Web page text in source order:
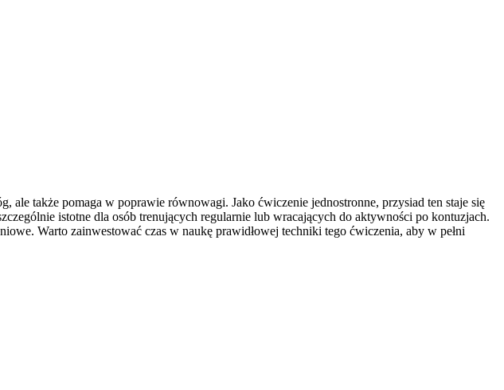
także pomaga w poprawie równowagi. Jako ćwiczenie jednostronne, przysiad ten staje się
istotne dla osób trenujących regularnie lub wracających do aktywności po kontuzjach.
Warto zainwestować czas w naukę prawidłowej techniki tego ćwiczenia, aby w pełni